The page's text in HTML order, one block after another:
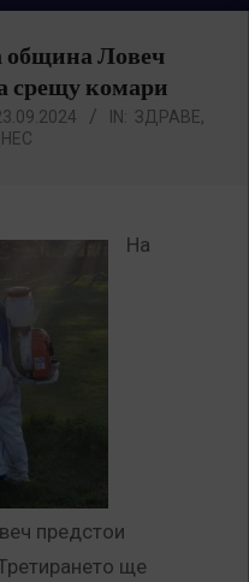
община Ловеч
срещу комари
IN: ЗДРАВЕ,
На
предстои
ще